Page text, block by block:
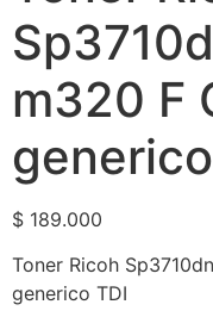
m320 F
$ 189.000
Toner Ricoh
generico TDI